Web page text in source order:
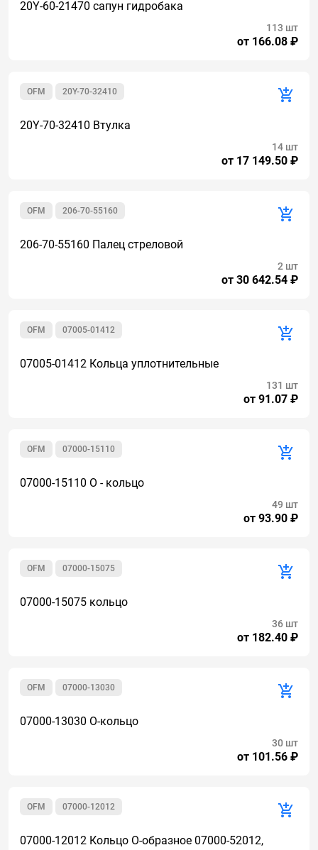
20Y-60-21470 сапун гидробака
от 166.08 ₽
113 шт
20Y-70-32410
OFM
20Y-70-32410 Втулка
от 17 149.50 ₽
14 шт
206-70-55160
OFM
206-70-55160 Палец стреловой
от 30 642.54 ₽
2 шт
07005-01412
OFM
07005-01412 Кольца уплотнительные
от 91.07 ₽
131 шт
07000-15110
OFM
07000-15110 О - кольцо
от 93.90 ₽
49 шт
07000-15075
OFM
07000-15075 кольцо
от 182.40 ₽
36 шт
07000-13030
OFM
07000-13030 О-кольцо
от 101.56 ₽
30 шт
07000-12012
OFM
07000-12012 Кольцо О-образное 07000-52012,